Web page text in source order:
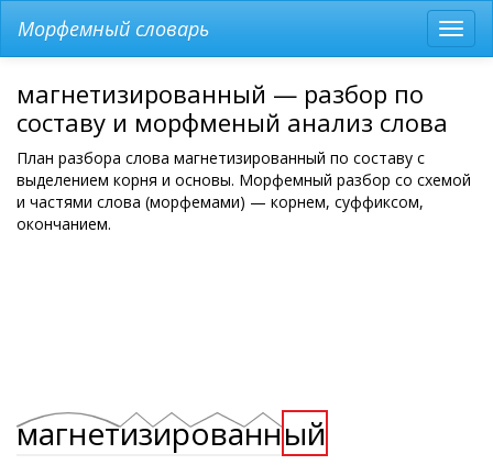
меню
Морфемный словарь
магнетизированный — разбор по
составу и морфменый анализ слова
План разбора слова магнетизированный по составу с
выделением корня и основы. Морфемный разбор со схемой
и частями слова (морфемами) — корнем, суффиксом,
окончанием.
магнетизированный